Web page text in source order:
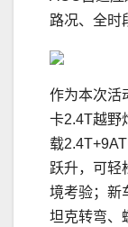
路况、全时
作为本次活
卡2.4T越野
载
跃升，可轻
境考验；新
坦克转弯、